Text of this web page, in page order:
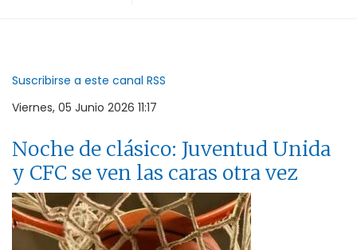
Suscribirse a este canal RSS
Viernes, 05 Junio 2026 11:17
Noche de clásico: Juventud Unida
y CFC se ven las caras otra vez